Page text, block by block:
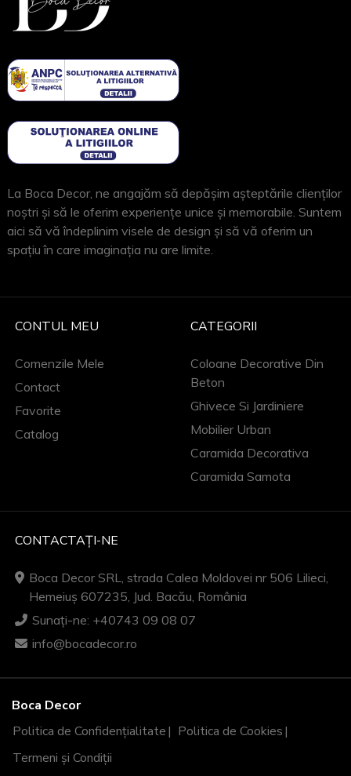
La Boca Decor, ne angajăm să depășim așteptările clienților
noștri și să le oferim experiențe unice și memorabile. Suntem
aici să vă îndeplinim visele de design și să vă oferim un
spațiu în care imaginația nu are limite.
CONTUL MEU
Comenzile Mele
Contact
Favorite
Catalog
CATEGORII
Coloane Decorative Din
Beton
Ghivece Si Jardiniere
Mobilier Urban
Caramida Decorativa
Caramida Samota
CONTACTAȚI-NE
Boca Decor SRL, strada Calea Moldovei nr 506 Lilieci,
Hemeiuș 607235, Jud. Bacău, România
Sunați-ne: +40743 09 08 07
info@bocadecor.ro
Boca Decor
Politica de Confidențialitate
Politica de Cookies
Termeni și Condiții